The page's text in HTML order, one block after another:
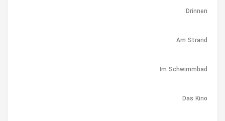
Drinnen
Am Strand
Im Schwimmbad
Das Kino